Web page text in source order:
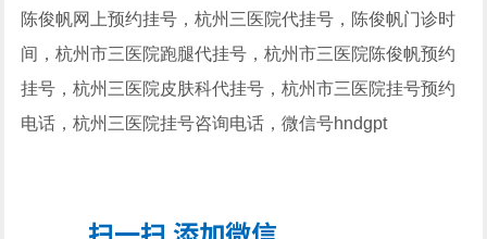
陈俊帆网上预约挂号，杭州三医院代挂号，陈俊帆门诊时
间，杭州市三医院跑腿代挂号，杭州市三医院陈俊帆预约
挂号，杭州三医院皮肤科代挂号，杭州市三医院挂号预约
电话，杭州三医院挂号咨询电话，微信号hndgpt